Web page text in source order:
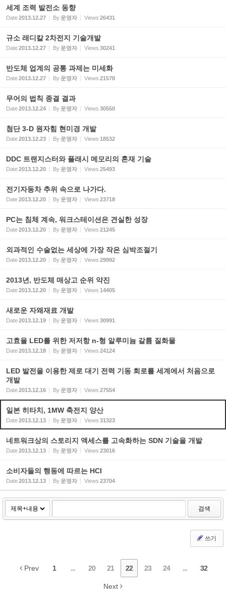
세계 조력 발전소 동향
Date2013.12.27 By 운영자 Views 26431
규소 래디칼 2차전지 기술개발
Date2013.12.27 By 운영자 Views 30241
반도체 업계의 공통 과제는 미세화
Date2013.12.27 By 운영자 Views 21578
무어의 법칙 종결 결과
Date2013.12.24 By 운영자 Views 30550
첨단 3-D 원자힘 현미경 개발
Date2013.12.23 By 운영자 Views 18532
DDC 트랜지스터와 플래시 메모리의 혼재 기술
Date2013.12.20 By 운영자 Views 25493
전기자동차 추위 속으로 나가다.
Date2013.12.20 By 운영자 Views 23718
PC는 침체 계속, 워크스테이션은 견실한 성장
Date2013.12.20 By 운영자 Views 21245
외과적인 수술없는 세상에 가장 작은 심박조절기
Date2013.12.20 By 운영자 Views 29992
2013년, 반도체 매상고 순위 약진
Date2013.12.20 By 운영자 Views 14405
새로운 자왜재료 개발
Date2013.12.19 By 운영자 Views 30991
고효율 LED를 위한 저저항 n-형 알루미늄 갈륨 질화물
Date2013.12.18 By 운영자 Views 24124
LED 발전을 이용한 제로 대기 전력 기동 회로를 세계에서 처음으로
개발
Date2013.12.16 By 운영자 Views 27554
일본 히타치, 1MW 축전지 양산
Date2013.12.13 By 운영자 Views 31323
네트워크상의 스토리지 액세스를 고속화하는 SDN 기술을 개발
Date2013.12.13 By 운영자 Views 23016
소비자들의 행동에 따르는 HCI
Date2013.12.13 By 운영자 Views 23704
검색
쓰기
Prev 1 ... 20 21 22 23 24 ... 32
Next